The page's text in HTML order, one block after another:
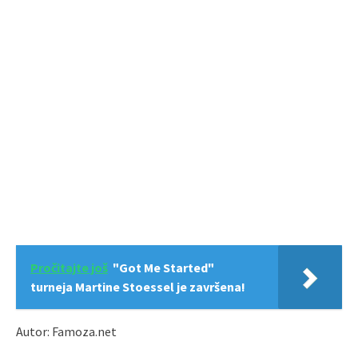
Pročitajte još "Got Me Started"
turneja Martine Stoessel je završena!
Autor: Famoza.net